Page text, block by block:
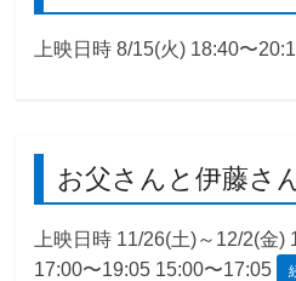
リ
観
い
映
上映日時 8/15(火) 18:40〜
お父さんと伊藤さ
上映日時 11/26(土)～12/2(金)
17:00〜19:05 15:00〜17:05